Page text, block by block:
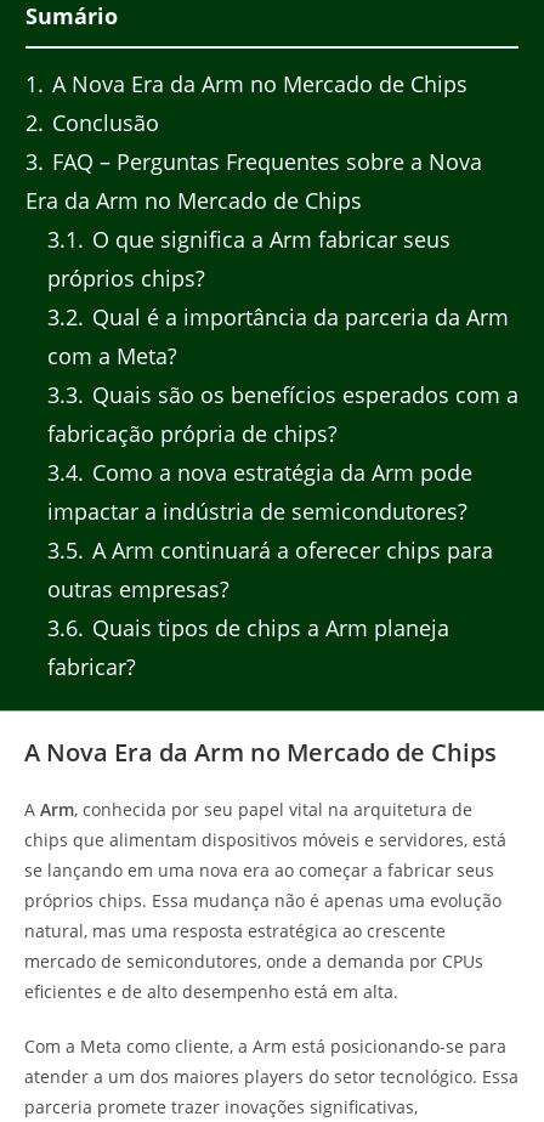
Sumário
1
A Nova Era da Arm no Mercado de Chips
2 Conclusão
3 FAQ – Perguntas Frequentes sobre a Nova
Era da Arm no Mercado de Chips
3.1
O que significa a Arm fabricar seus
próprios chips?
3.2 Qual é a importância da parceria da Arm
com a Meta?
3.3 Quais são os benefícios esperados com a
fabricação própria de chips?
3.4 Como a nova estratégia da Arm pode
impactar a indústria de semicondutores?
3.5 A Arm continuará a oferecer chips para
outras empresas?
3.6 Quais tipos de chips a Arm planeja
fabricar?
A Nova Era da Arm no Mercado de Chips
A Arm, conhecida por seu papel vital na arquitetura de
chips que alimentam dispositivos móveis e servidores, está
se lançando em uma nova era ao começar a fabricar seus
próprios chips. Essa mudança não é apenas uma evolução
natural, mas uma resposta estratégica ao crescente
mercado de semicondutores, onde a demanda por CPUs
eficientes e de alto desempenho está em alta.
Com a Meta como cliente, a Arm está posicionando-se para
atender a um dos maiores players do setor tecnológico. Essa
parceria promete trazer inovações significativas,